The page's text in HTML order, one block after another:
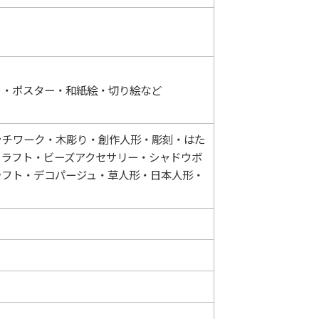
ポスター・和紙絵・切り絵など
ワーク・木彫り・創作人形・彫刻・はた
フト・ビーズアクセサリー・シャドウボ
ト・デコパージュ・草人形・日本人形・